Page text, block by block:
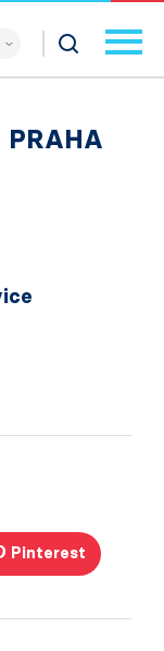
PRAHA
Pinterest